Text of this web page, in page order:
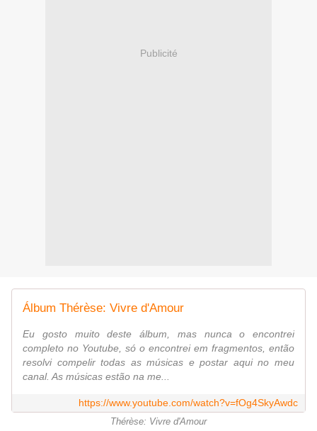
Publicité
Álbum Thérèse: Vivre d'Amour
Eu gosto muito deste álbum, mas nunca o encontrei
completo no Youtube, só o encontrei em fragmentos, então
resolvi compelir todas as músicas e postar aqui no meu
canal. As músicas estão na me...
https://www.youtube.com/watch?v=fOg4SkyAwdc
Thérèse: Vivre d'Amour